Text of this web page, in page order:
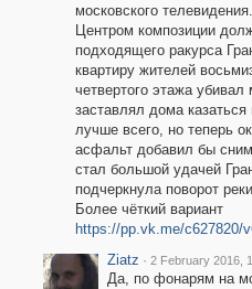
московского телевидения.
Центром композиции
подходящего ракурса
квартиру жителей
четвертого этажа
заставлял дома
лучше всего, но теперь
асфальт добавил бы
стал большой удачей
подчеркнула поворот
Более чёткий вариант
https://pp.vk.me/c627820/
Ziatz · 2 February 2016,
Да, по фонарям на